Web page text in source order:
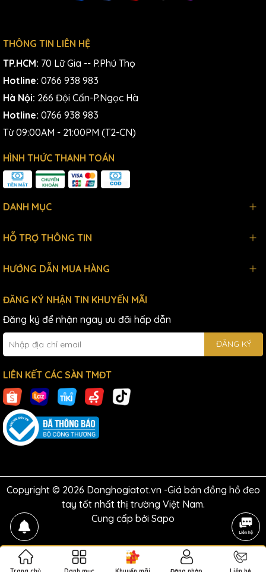
THÔNG TIN LIÊN HỆ
TP.HCM: 70 Lữ Gia -- P.Phú Thọ
Hotline: 0766 938 983
Hà Nội: 266 Đội Cấn-P.Ngọc Hà
Hotline: 0766 938 983
Từ 09:00AM - 21:00PM (T2-CN)
HÌNH THỨC THANH TOÁN
DANH MỤC
HỖ TRỢ THÔNG TIN
HƯỚNG DẪN MUA HÀNG
ĐĂNG KÝ NHẬN TIN KHUYẾN MÃI
Đăng ký để nhận ngay ưu đãi hấp dẫn
ĐĂNG KÝ
LIÊN KẾT CÁC SÀN TMĐT
Copyright © 2026 Donghogiatot.vn -Giá bán đồng hồ đeo
tay tốt nhất thị trường Việt Nam.
Cung cấp bởi Sapo